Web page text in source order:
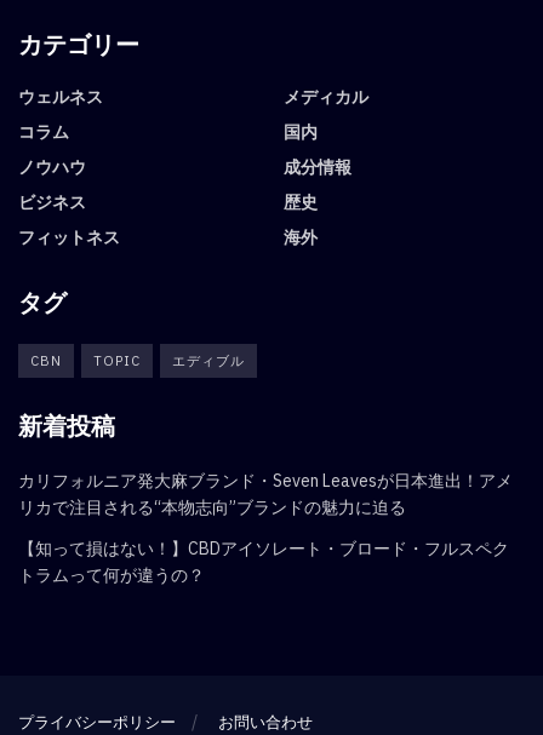
カテゴリー
ウェルネス
コラム
ノウハウ
ビジネス
フィットネス
メディカル
国内
成分情報
歴史
海外
タグ
CBN TOPIC エディブル
新着投稿
カリフォルニア発大麻ブランド・Seven Leavesが日本進出！アメ
リカで注目される“本物志向”ブランドの魅力に迫る
【知って損はない！】CBDアイソレート・ブロード・フルスペク
トラムって何が違うの？
プライバシーポリシー お問い合わせ